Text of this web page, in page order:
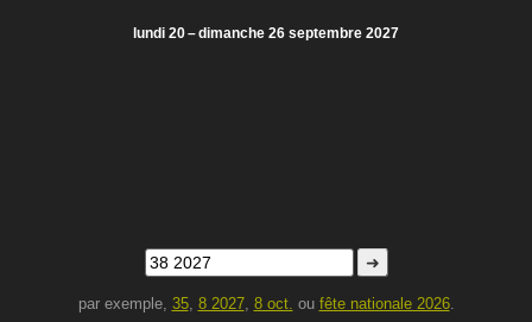
lundi 20 – dimanche 26 septembre 2027
➜
par exemple, 35, 8 2027, 8 oct. ou fête nationale 2026.